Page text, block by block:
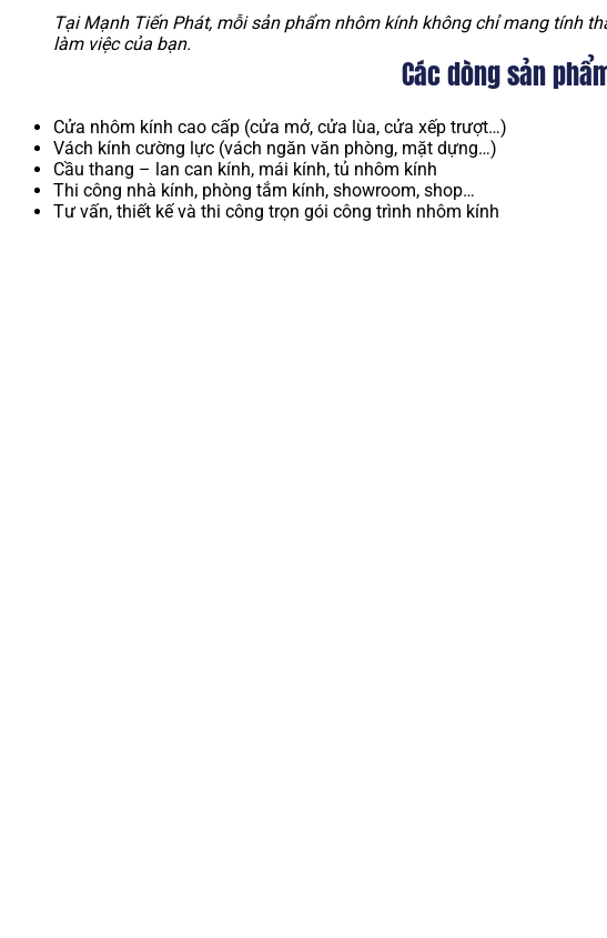
Tại Mạnh Tiến Phát, mỗi sản phẩm nhôm kính không chỉ mang tính
làm việc của bạn.
Các dòng sản
Cửa nhôm kính cao cấp (cửa mở, cửa lùa, cửa xếp trượt…)
Vách kính cường lực (vách ngăn văn phòng, mặt dựng…)
Cầu thang – lan can kính, mái kính, tủ nhôm kính
Thi công nhà kính, phòng tắm kính, showroom, shop…
Tư vấn, thiết kế và thi công trọn gói công trình nhôm kính